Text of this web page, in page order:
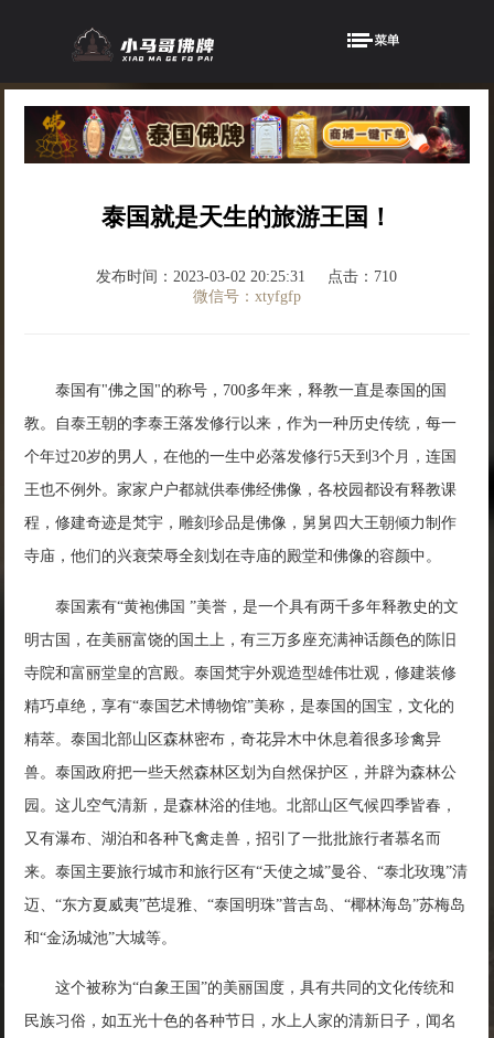
泰国就是天生的旅游王国！
发布时间：2023-03-02 20:25:31
点击：710
微信号：xtyfgfp
泰国有"佛之国"的称号，700多年来，释教一直是泰国的国
教。自泰王朝的李泰王落发修行以来，作为一种历史传统，每一
个年过20岁的男人，在他的一生中必落发修行5天到3个月，连国
王也不例外。家家户户都就供奉佛经佛像，各校园都设有释教课
程，修建奇迹是梵宇，雕刻珍品是佛像，舅舅四大王朝倾力制作
寺庙，他们的兴衰荣辱全刻划在寺庙的殿堂和佛像的容颜中。
泰国素有“黄袍佛国 ”美誉，是一个具有两千多年释教史的文
明古国，在美丽富饶的国土上，有三万多座充满神话颜色的陈旧
寺院和富丽堂皇的宫殿。泰国梵宇外观造型雄伟壮观，修建装修
精巧卓绝，享有“泰国艺术博物馆”美称，是泰国的国宝，文化的
精萃。泰国北部山区森林密布，奇花异木中休息着很多珍禽异
兽。泰国政府把一些天然森林区划为自然保护区，并辟为森林公
园。这儿空气清新，是森林浴的佳地。北部山区气候四季皆春，
又有瀑布、湖泊和各种飞禽走兽，招引了一批批旅行者慕名而
来。泰国主要旅行城市和旅行区有“天使之城”曼谷、“泰北玫瑰”清
迈、“东方夏威夷”芭堤雅、“泰国明珠”普吉岛、“椰林海岛”苏梅岛
和“金汤城池”大城等。
这个被称为“白象王国”的美丽国度，具有共同的文化传统和
民族习俗，如五光十色的各种节日，水上人家的清新日子，闻名